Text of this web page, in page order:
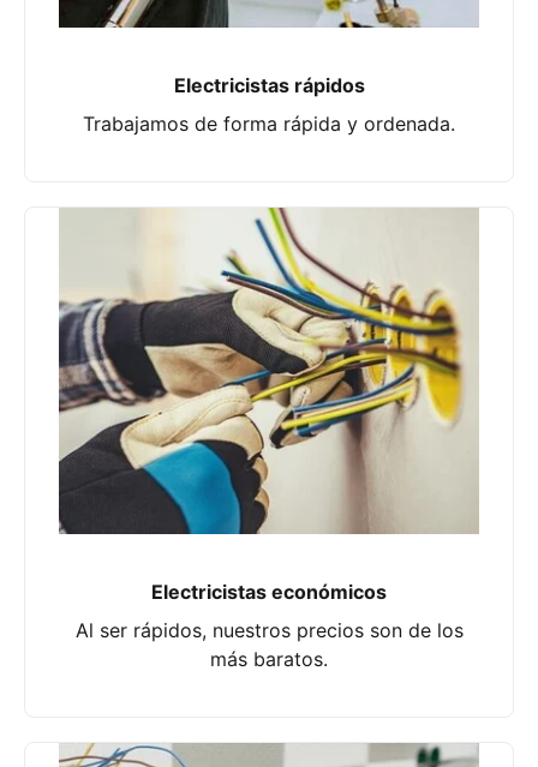
Electricistas rápidos
Trabajamos de forma rápida y ordenada.
Electricistas económicos
Al ser rápidos, nuestros precios son de los
más baratos.